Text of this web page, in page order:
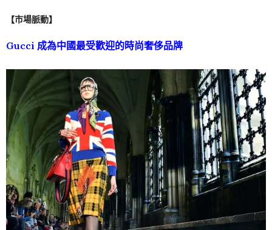
【市場脈動】
Gucci 成為中國最受歡迎的時尚奢侈品牌